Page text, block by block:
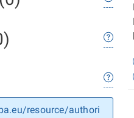
resource/authori